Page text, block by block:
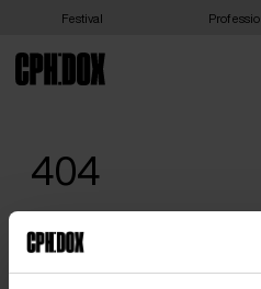
Festival
404
We are sorry, we can't show
head home.